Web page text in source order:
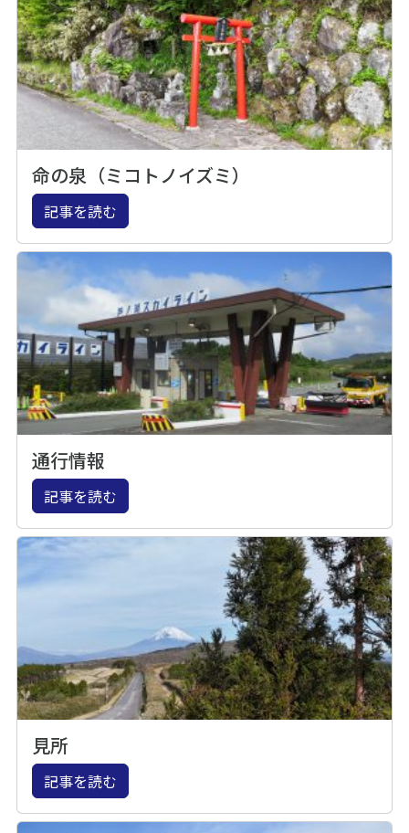
命の泉（ミコトノイズミ）
記事を読む
通行情報
記事を読む
見所
記事を読む